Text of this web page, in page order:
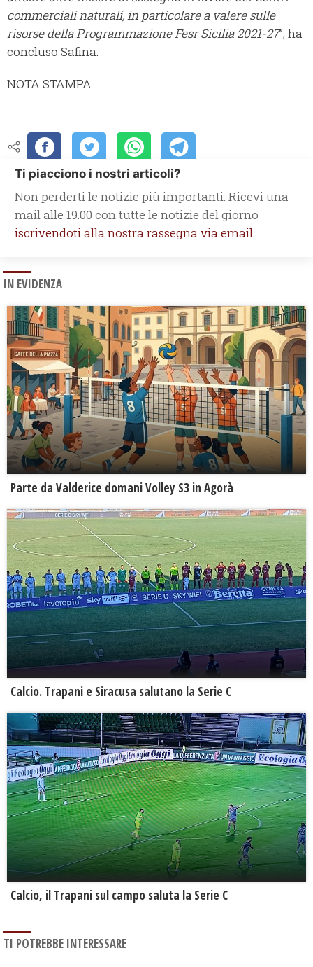
commerciali naturali, in particolare a valere sulle
risorse della Programmazione Fesr Sicilia 2021-27”, ha
concluso Safina.
NOTA STAMPA
Ti piacciono i nostri articoli?
Non perderti le notizie più importanti. Ricevi una
mail alle 19.00 con tutte le notizie del giorno
iscrivendoti alla nostra rassegna via email.
IN EVIDENZA
Parte da Valderice domani Volley S3 in Agorà
Calcio. Trapani e Siracusa salutano la Serie C
Calcio, il Trapani sul campo saluta la Serie C
TI POTREBBE INTERESSARE